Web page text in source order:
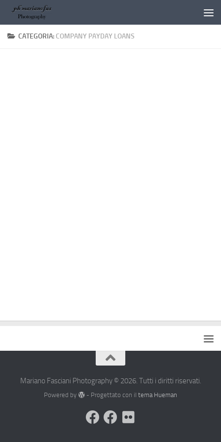
Salta al contenuto
CATEGORIA: COMPANY PAYDAY LOANS
Mariano Fasciani Photography © 2026. Tutti i diritti riservati.
Powered by - Progettato con il tema Hueman